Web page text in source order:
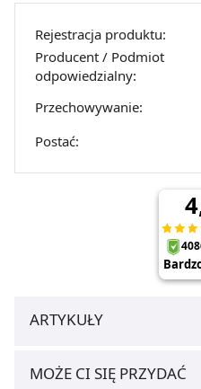
Rejestracja produktu:
Producent / Podmiot
odpowiedzialny:
Przechowywanie:
Postać:
ARTYKUŁY
MOŻE CI SIĘ PRZYDAĆ